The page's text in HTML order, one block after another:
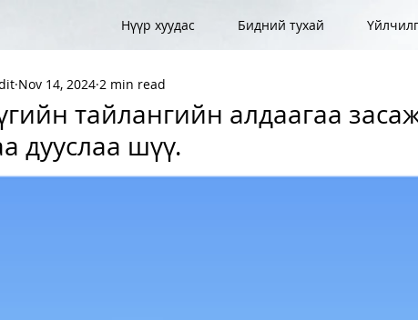
Нүүр хуудас Бидний тухай
тайлангийн алдаагаа
дууслаа шүү.
Nov 14, 2024 2 min read